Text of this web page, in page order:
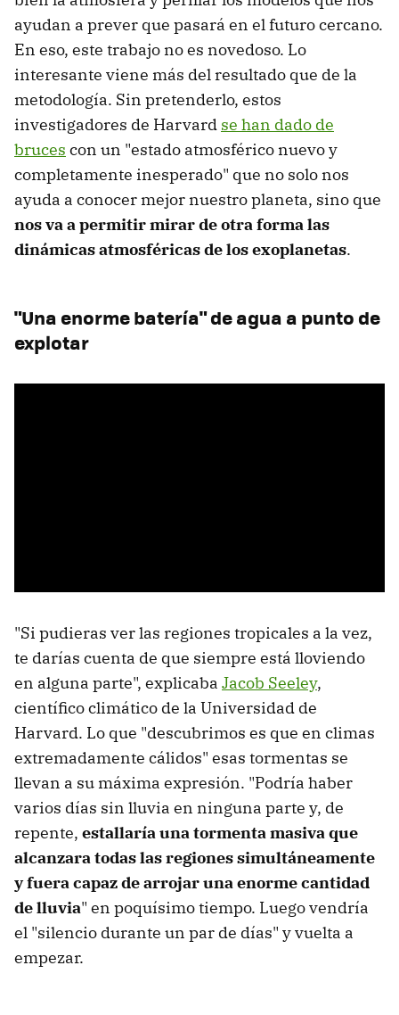
ayudan a prever que pasará en el futuro cercano.
En eso, este trabajo no es novedoso. Lo
interesante viene más del resultado que de la
metodología. Sin pretenderlo, estos
investigadores de Harvard se han dado de
bruces con un "estado atmosférico nuevo y
completamente inesperado" que no solo nos
ayuda a conocer mejor nuestro planeta, sino que
nos va a permitir mirar de otra forma las
dinámicas atmosféricas de los exoplanetas.
"Una enorme batería" de agua a punto de
explotar
"Si pudieras ver las regiones tropicales a la vez,
te darías cuenta de que siempre está lloviendo
en alguna parte", explicaba Jacob Seeley,
científico climático de la Universidad de
Harvard. Lo que "descubrimos es que en climas
extremadamente cálidos" esas tormentas se
llevan a su máxima expresión. "Podría haber
varios días sin lluvia en ninguna parte y, de
repente, estallaría una tormenta masiva que
alcanzara todas las regiones simultáneamente
y fuera capaz de arrojar una enorme cantidad
de lluvia" en poquísimo tiempo. Luego vendría
el "silencio durante un par de días" y vuelta a
empezar.